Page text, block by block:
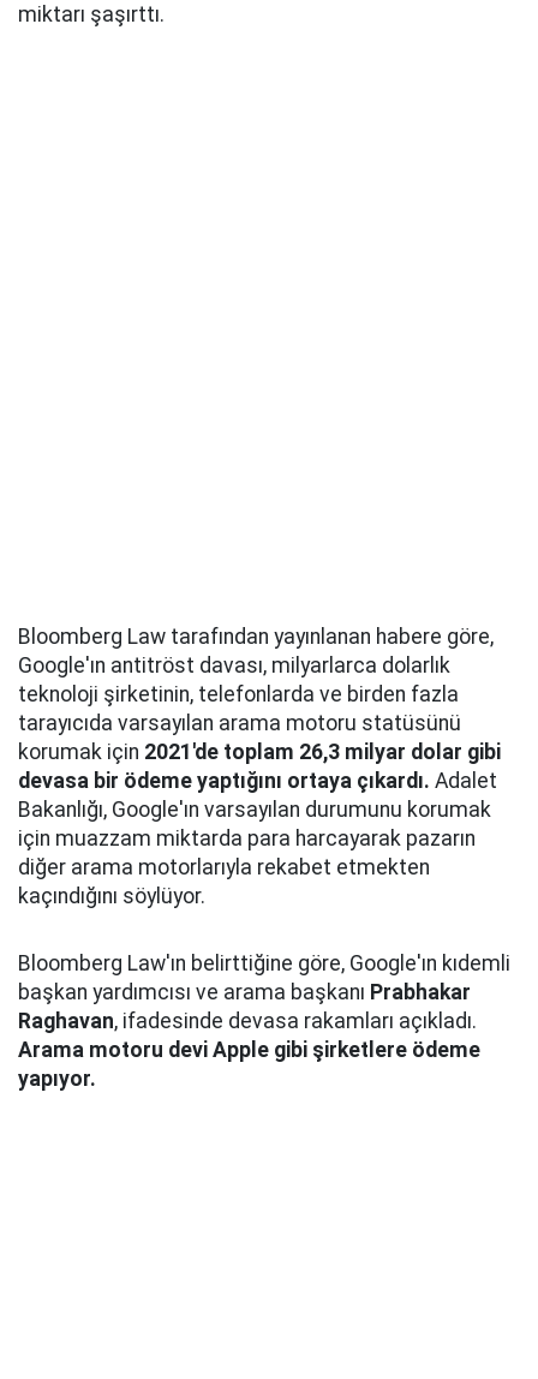
miktarı şaşırttı.
Bloomberg Law tarafından yayınlanan habere göre,
Google'ın antitröst davası, milyarlarca dolarlık
teknoloji şirketinin, telefonlarda ve birden fazla
tarayıcıda varsayılan arama motoru statüsünü
korumak için 2021'de toplam 26,3 milyar dolar gibi
devasa bir ödeme yaptığını ortaya çıkardı. Adalet
Bakanlığı, Google'ın varsayılan durumunu korumak
için muazzam miktarda para harcayarak pazarın
diğer arama motorlarıyla rekabet etmekten
kaçındığını söylüyor.
Bloomberg Law'ın belirttiğine göre, Google'ın kıdemli
başkan yardımcısı ve arama başkanı Prabhakar
Raghavan, ifadesinde devasa rakamları açıkladı.
Arama motoru devi Apple gibi şirketlere ödeme
yapıyor.